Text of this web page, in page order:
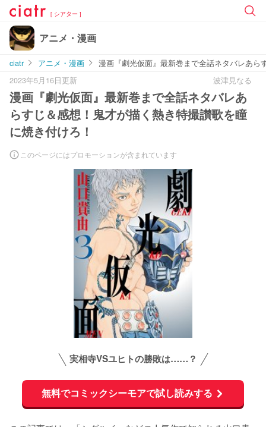
[ シアター ]
アニメ・漫画
ciatr アニメ・漫画
漫画『劇光仮面』最新巻まで全話ネタバレあ
2023年5月16日更新
波津見なる
漫画『劇光仮面』最新巻まで全話ネタバレあ
らすじ＆感想！鬼才が描く熱き特撮讃歌を瞳
に焼き付けろ！
このページにはプロモーションが含まれています
実相寺VSユヒトの勝敗は……？
無料でコミックシーモアで試し読みする